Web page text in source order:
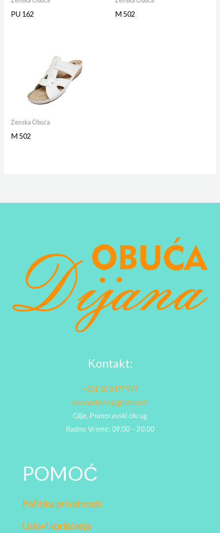
PU 162 M 502
Ženska Obuća
M 502
Kontakt:
+381 35 8477 977
obucadijana@gmail.com
Gilje, Pomoravski okrug
Radno Vreme: 09:00 – 20:00
POMOĆ
Politika privatnosti
Uslovi korišćenja